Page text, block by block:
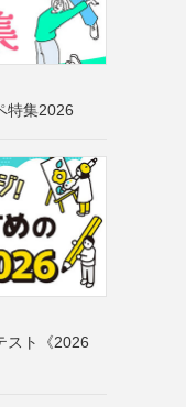
特集2026
スト《2026